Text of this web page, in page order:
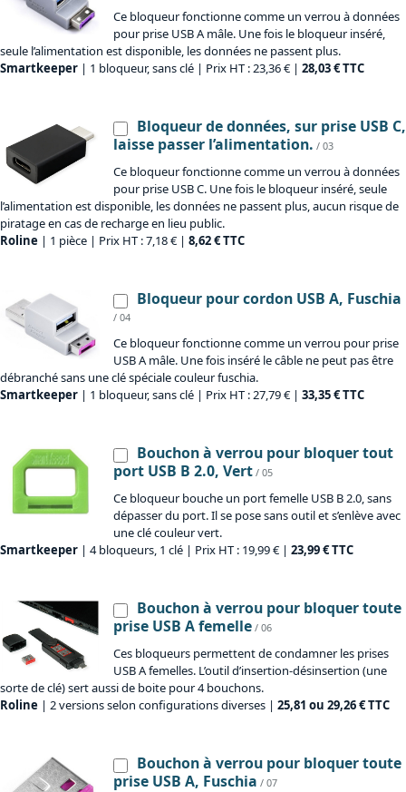
Ce bloqueur fonctionne comme un verrou à données
pour prise USB A mâle. Une fois le bloqueur inséré,
seule l’alimentation est disponible, les données ne passent plus.
Smartkeeper | 1 bloqueur, sans clé | Prix HT : 23,36 € | 28,03 € TTC
Bloqueur de données, sur prise USB C,
laisse passer l’alimentation. / 03
Ce bloqueur fonctionne comme un verrou à données
pour prise USB C. Une fois le bloqueur inséré, seule
l’alimentation est disponible, les données ne passent plus, aucun risque de
piratage en cas de recharge en lieu public.
Roline | 1 pièce | Prix HT : 7,18 € | 8,62 € TTC
Bloqueur pour cordon USB A, Fuschia
/ 04
Ce bloqueur fonctionne comme un verrou pour prise
USB A mâle. Une fois inséré le câble ne peut pas être
débranché sans une clé spéciale couleur fuschia.
Smartkeeper | 1 bloqueur, sans clé | Prix HT : 27,79 € | 33,35 € TTC
Bouchon à verrou pour bloquer tout
port USB B 2.0, Vert / 05
Ce bloqueur bouche un port femelle USB B 2.0, sans
dépasser du port. Il se pose sans outil et s’enlève avec
une clé couleur vert.
Smartkeeper | 4 bloqueurs, 1 clé | Prix HT : 19,99 € | 23,99 € TTC
Bouchon à verrou pour bloquer toute
prise USB A femelle / 06
Ces bloqueurs permettent de condamner les prises
USB A femelles. L’outil d’insertion-désinsertion (une
sorte de clé) sert aussi de boite pour 4 bouchons.
Roline | 2 versions selon configurations diverses | 25,81 ou 29,26 € TTC
Bouchon à verrou pour bloquer toute
prise USB A, Fuschia / 07